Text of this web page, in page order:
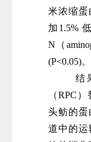
米浓缩蛋
加1.5%
N（
(P<0.05)。
结果
（RPC
头鲂的蛋
道中的运